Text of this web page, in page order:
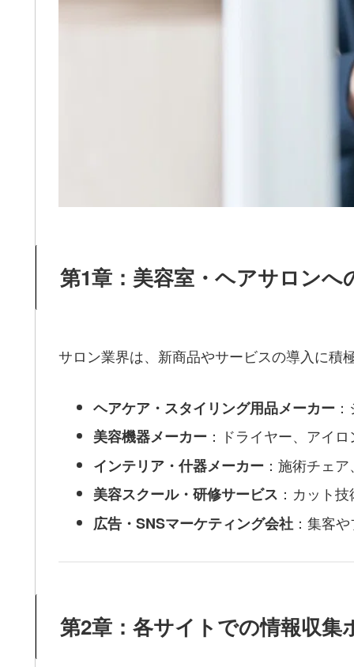
第1章：美容室・ヘアサロンへ
サロン業界は、新商品やサービスの導入に積
ヘアケア・スタイリング用品メーカー：
美容機器メーカー：ドライヤー、アイ
インテリア・什器メーカー：施術チェ
美容スクール・研修サービス ：カット
広告・SNSマーケティング会社：集客や
第2章：各サイトでの情報収集